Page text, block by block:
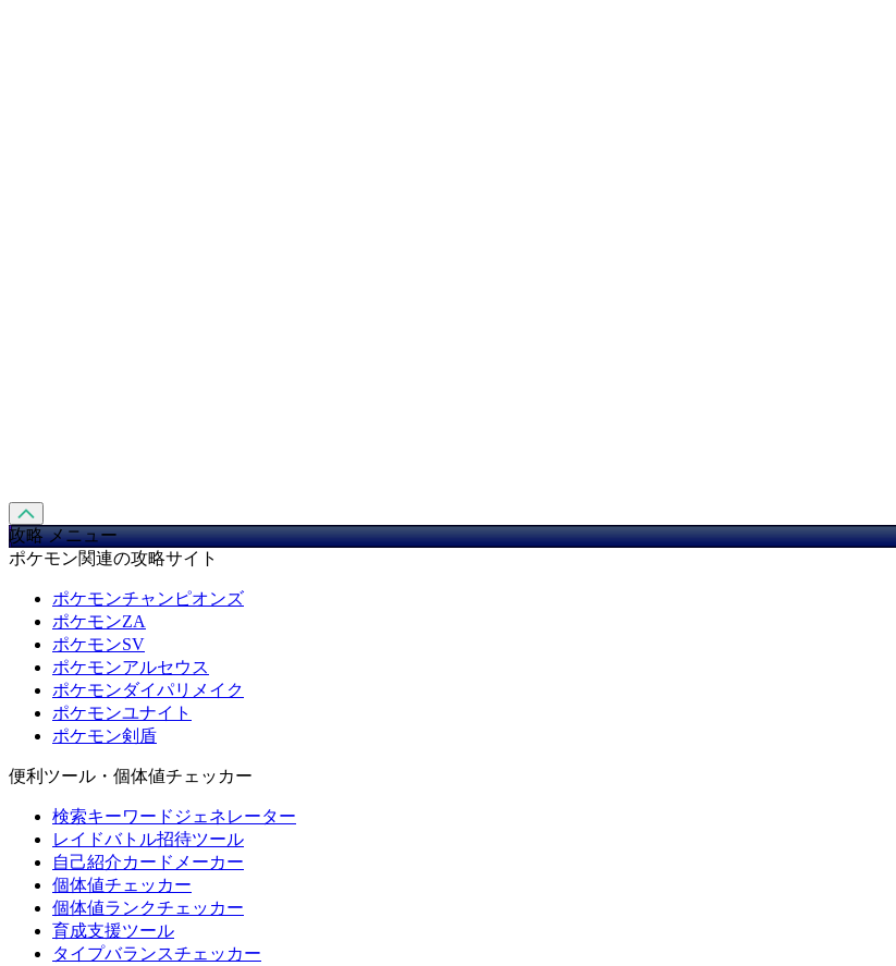
攻略 メニュー
ポケモン関連の攻略サイト
ポケモンチャンピオンズ
ポケモンZA
ポケモンSV
ポケモンアルセウス
ポケモンダイパリメイク
ポケモンユナイト
ポケモン剣盾
便利ツール・個体値チェッカー
検索キーワードジェネレーター
レイドバトル招待ツール
自己紹介カードメーカー
個体値チェッカー
個体値ランクチェッカー
育成支援ツール
タイプバランスチェッカー